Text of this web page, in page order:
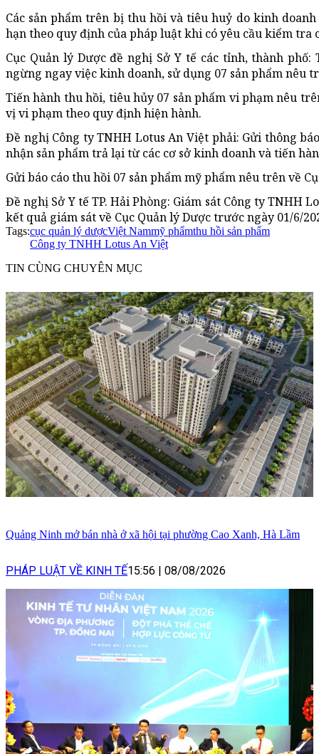
Các sản phẩm trên bị thu hồi và tiêu huỷ do kinh
hạn theo quy định của pháp luật khi có yêu cầu kiểm tra
Cục Quản lý Dược đề nghị Sở Y tế các tỉnh, thành
ngừng ngay việc kinh doanh, sử dụng 07 sản phẩm nêu
Tiến hành thu hồi, tiêu hủy 07 sản phẩm vi phạm nêu
vị vi phạm theo quy định hiện hành.
Đề nghị Công ty TNHH Lotus An Việt phải: Gửi thông
nhận sản phẩm trả lại từ các cơ sở kinh doanh và tiến
Gửi báo cáo thu hồi 07 sản phẩm mỹ phẩm nêu trên về
Đề nghị Sở Y tế TP. Hải Phòng: Giám sát Công ty TNHH
kết quả giám sát về Cục Quản lý Dược trước ngày 01/6/
Tags:cục quản lý dượcViệt Nammỹ phẩmthu hồi sản phẩm
Công ty TNHH Lotus An Việt
TIN CÙNG CHUYÊN MỤC
Quảng Ninh mở bán nhà ở xã hội tại phường Cao Xanh, Hà Lầm
PHÁP LUẬT VỀ KINH TẾ15:56 08/08/2026